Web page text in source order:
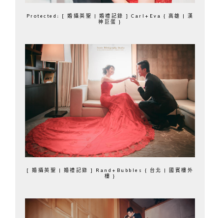
Protected: [ 婚攝英聖 | 婚禮記錄 ] Carl+Eva { 高雄 | 漢
神巨蛋 }
[ 婚攝英聖 | 婚禮記錄 ] Rand+Bubbles { 台北 | 國賓樓外
樓 }